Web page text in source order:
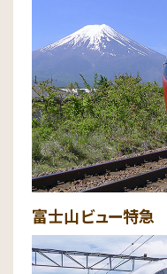
富士山ビュー特急